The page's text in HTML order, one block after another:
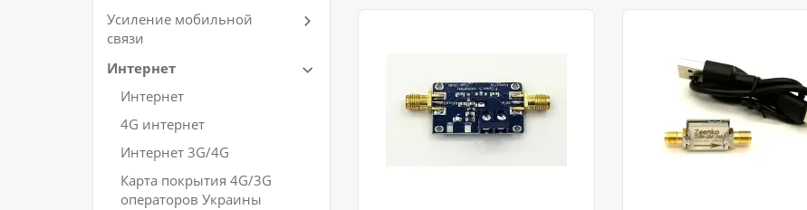
Усиление мобильной
связи
Интернет
Интернет
4G интернет
Интернет 3G/4G
Карта покрытия 4G/3G
операторов Украины